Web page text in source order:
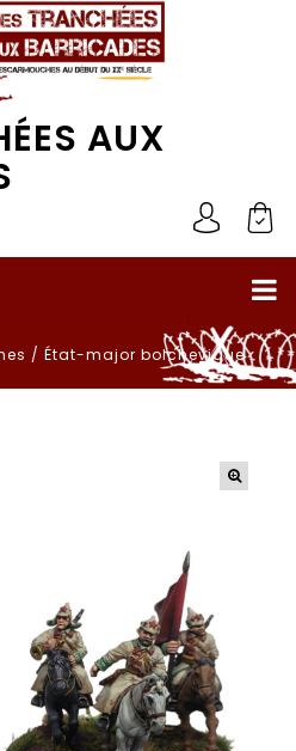
AUX
/ État-major bolchevique